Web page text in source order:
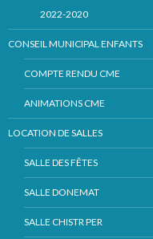
2022-2020
CONSEIL MUNICIPAL ENFANTS
COMPTE RENDU CME
ANIMATIONS CME
LOCATION DE SALLES
SALLE DES FÊTES
SALLE DONEMAT
SALLE CHISTR PER